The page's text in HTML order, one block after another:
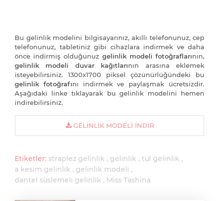
Bu gelinlik modelini bilgisayarınız, akıllı telefonunuz, cep
telefonunuz, tabletiniz gibi cihazlara indirmek ve daha
önce indirmiş olduğunuz gelinlik modeli fotoğraflarının,
gelinlik modeli duvar kağıtlarının arasına eklemek
isteyebilirsiniz. 1300x1700 piksel çözünürlüğündeki bu
gelinlik fotoğrafını indirmek ve paylaşmak ücretsizdir.
Aşağıdaki linke tıklayarak bu gelinlik modelini hemen
indirebilirsiniz.
GELINLIK MODELI İNDIR
Etiketler: straplez gelinlik gelinlik
tül gelinlik
a kesim gelinlik
gelinlik modeli
dantel süslemeli gelinlik
Miss Tashina